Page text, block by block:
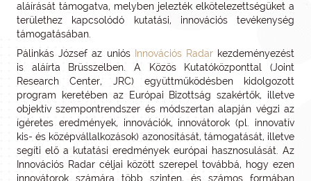
aláírását támogatva, melyben jelezték elkötelezettségüket a
területhez kapcsolódó kutatási, innovációs tevékenység
támogatásában.
Pálinkás József az uniós
Innovációs Radarkezdeményezést
is aláírta Brüsszelben. A Közös Kutatóközponttal (Joint
Research Center, JRC) együttműködésben kidolgozott
program keretében az Európai Bizottság szakértők, illetve
objektív szempontrendszer és módszertan alapján végzi az
ígéretes eredmények, innovációk, innovátorok (pl. innovatív
kis- és középvállalkozások) azonosítását, támogatását, illetve
segíti elő a kutatási eredmények európai hasznosulását. Az
Innovációs Radar céljai között szerepel továbbá, hogy ezen
innovátorok számára több szinten, és számos formában